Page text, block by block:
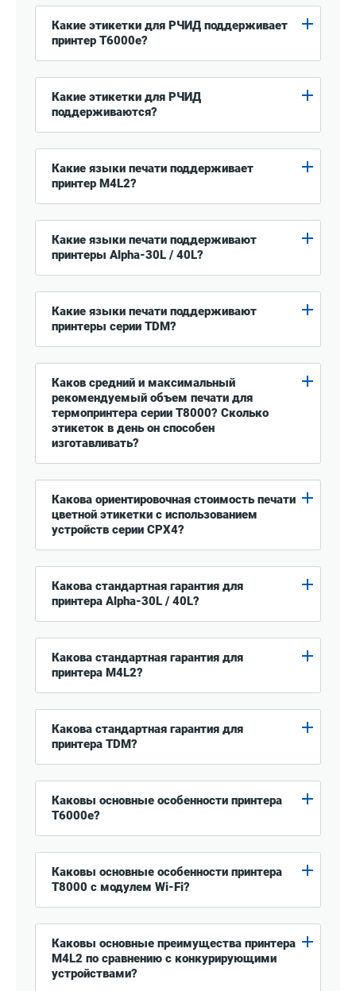
Какие этикетки для РЧИД поддерживает
принтер T6000e?
Какие этикетки для РЧИД
поддерживаются?
Какие языки печати поддерживает
принтер M4L2?
Какие языки печати поддерживают
принтеры Alpha-30L / 40L?
Какие языки печати поддерживают
принтеры серии TDM?
Каков средний и максимальный
рекомендуемый объем печати для
термопринтера серии T8000? Сколько
этикеток в день он способен
изготавливать?
Какова ориентировочная стоимость печати
цветной этикетки с использованием
устройств серии CPX4?
Какова стандартная гарантия для
принтера Alpha-30L / 40L?
Какова стандартная гарантия для
принтера M4L2?
Какова стандартная гарантия для
принтера TDM?
Каковы основные особенности принтера
T6000e?
Каковы основные особенности принтера
T8000 с модулем Wi-Fi?
Каковы основные преимущества принтера
M4L2 по сравнению с конкурирующими
устройствами?